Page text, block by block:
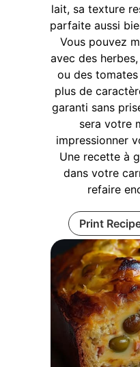
lait, sa texture
parfaite aussi
Vous pouvez
avec des
ou des
plus de
garanti sans
sera votre
impressionner
Une recette à
dans votre
refaire
Print